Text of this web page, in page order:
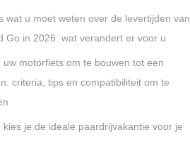
wat u moet weten over de levertijden van
Go in 2026: wat verandert er voor u
uw motorfiets om te bouwen tot een
criteria, tips en compatibiliteit om te
kies je de ideale paardrijvakantie voor je